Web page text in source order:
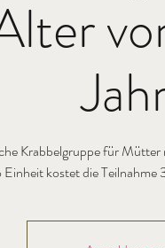
Krabbelgruppe für
kostet die Teilnahme